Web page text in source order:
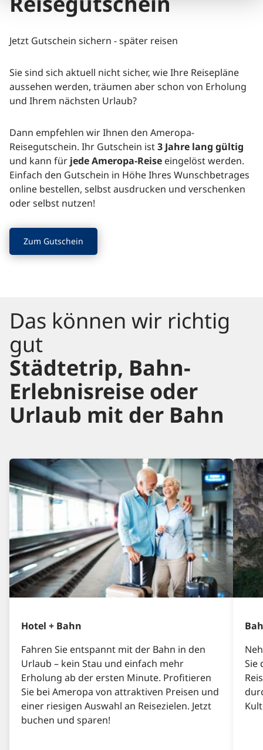
Jetzt Gutschein sichern - später reisen
Sie sind sich aktuell nicht sicher, wie Ihre Reisepläne
aussehen werden, träumen aber schon von Erholung
und Ihrem nächsten Urlaub?
Dann empfehlen wir Ihnen den Ameropa-
Reisegutschein. Ihr Gutschein ist3 Jahre lang gültig
und kann für jede Ameropa-Reise eingelöst werden.
Einfach den Gutschein in Höhe Ihres Wunschbetrages
online bestellen, selbst ausdrucken und verschenken
oder selbst nutzen!
Zum Gutschein
Das können wir richtig
gut
Städtetrip, Bahn-
Erlebnisreise oder
Urlaub mit der Bahn
Hotel + Bahn
Fahren Sie entspannt mit der Bahn in den
Urlaub – kein Stau und einfach mehr
Erholung ab der ersten Minute. Profitieren
Sie bei Ameropa von attraktiven Preisen und
einer riesigen Auswahl an Reisezielen. Jetzt
buchen und sparen!
Sie